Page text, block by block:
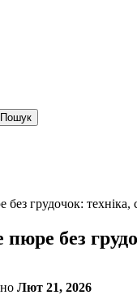
грудочок: техніка,
без
Лют 21, 2026